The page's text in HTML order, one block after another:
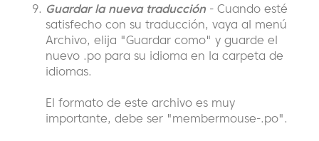
Guardar la nueva traducción - Cuando esté
satisfecho con su traducción, vaya al menú
Archivo, elija "Guardar como" y guarde el
nuevo .po para su idioma en la carpeta de
idiomas.
El formato de este archivo es muy
importante, debe ser "membermouse-.po".